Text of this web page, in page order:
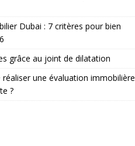
Dubai : 7 critères pour bien
grâce au joint de dilatation
une évaluation immobilière
?